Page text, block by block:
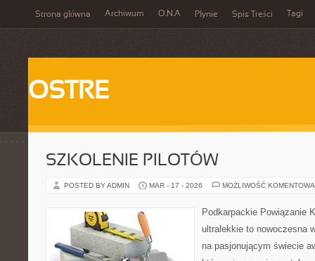
Strona główna Archiwum O.N.A Płynie Spis Treści Tagi
OSTRE
SZKOLENIE PILOTÓW
POSTED BY ADMIN MAR - 17 - 2026 MOŻLIWOŚĆ
Podkarpackie Powiązanie
ultralekkie to nowoczesna
na pasjonującym świecie